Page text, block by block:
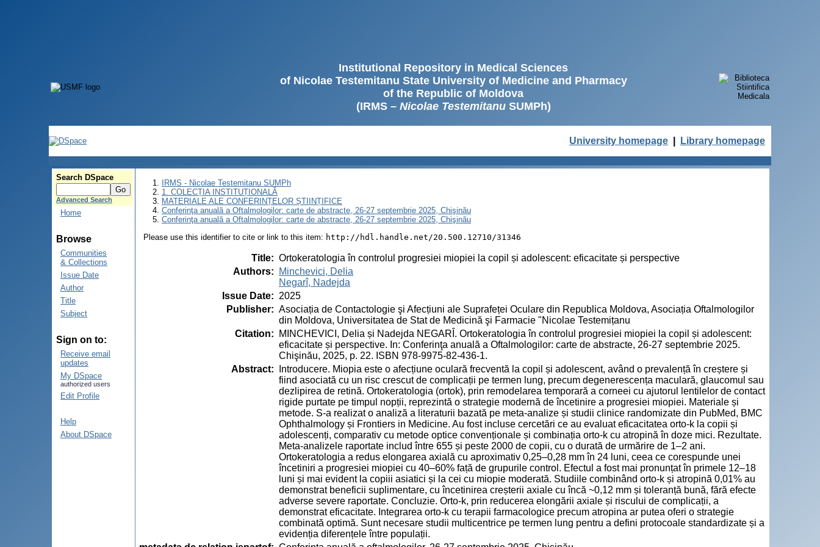
Institutional Repository in Medical Sciences
of Nicolae Testemitanu State University of Medicine and Pharmacy
of the Republic of Moldova
(IRMS – Nicolae TestemitanuSUMPh)
University homepage Library homepage
Search DSpace
Advanced Search
Home
Browse
Communities
& Collections
Issue Date
Author
Title
Subject
Sign on to:
Receive email
updates
My DSpace
authorized users
Edit Profile
Help
About DSpace
IRMS - Nicolae Testemitanu SUMPh
1. COLECȚIA INSTITUȚIONALĂ
MATERIALE ALE CONFERINȚELOR ȘTIINȚIFICE
Conferinţa anuală a Oftalmologilor: carte de abstracte, 26-27 septembrie 2025, Chişinău
Conferinţa anuală a Oftalmologilor: carte de abstracte, 26-27 septembrie 2025, Chişinău
Please use this identifier to cite or link to this item: http://hdl.handle.net/20.500.12710/31346
Title: Ortokeratologia în controlul progresiei miopiei la copil și adolescent: eficacitate și perspective
Authors:
Minchevici, Delia
Negarî, Nadejda
Issue Date: 2025
Publisher: Asociația de Contactologie şi Afecțiuni ale Suprafeței Oculare din Republica Moldova, Asociația Oftalmologilor
din Moldova, Universitatea de Stat de Medicină şi Farmacie "Nicolae Testemițanu
Citation:
MINCHEVICI, Delia și Nadejda NEGARÎ. Ortokeratologia în controlul progresiei miopiei la copil și adolescent:
eficacitate și perspective. In: Conferinţa anuală a Oftalmologilor: carte de abstracte, 26-27 septembrie 2025.
Chişinău, 2025, p. 22. ISBN 978-9975-82-436-1.
Abstract:
Introducere. Miopia este o afecțiune oculară frecventă la copil și adolescent, având o prevalență în creștere și
fiind asociată cu un risc crescut de complicații pe termen lung, precum degenerescența maculară, glaucomul sau
dezlipirea de retină. Ortokeratologia (ortok), prin remodelarea temporară a corneei cu ajutorul lentilelor de contact
rigide purtate pe timpul nopții, reprezintă o strategie modernă de încetinire a progresiei miopiei. Materiale și
metode. S-a realizat o analiză a literaturii bazată pe meta-analize și studii clinice randomizate din PubMed, BMC
Ophthalmology și Frontiers in Medicine. Au fost incluse cercetări ce au evaluat eficacitatea orto-k la copii și
adolescenți, comparativ cu metode optice convenționale și combinația orto-k cu atropină în doze mici. Rezultate.
Meta-analizele raportate includ între 655 și peste 2000 de copii, cu o durată de urmărire de 1–2 ani.
Ortokeratologia a redus elongarea axială cu aproximativ 0,25–0,28 mm în 24 luni, ceea ce corespunde unei
încetiniri a progresiei miopiei cu 40–60% față de grupurile control. Efectul a fost mai pronunțat în primele 12–18
luni și mai evident la copiii asiatici și la cei cu miopie moderată. Studiile combinând orto-k și atropină 0,01% au
demonstrat beneficii suplimentare, cu încetinirea creșterii axiale cu încă ~0,12 mm și toleranță bună, fără efecte
adverse severe raportate. Concluzie. Orto-k, prin reducerea elongării axiale și riscului de complicații, a
demonstrat eficacitate. Integrarea orto-k cu terapii farmacologice precum atropina ar putea oferi o strategie
combinată optimă. Sunt necesare studii multicentrice pe termen lung pentru a defini protocoale standardizate și a
evidenția diferențele între populații.